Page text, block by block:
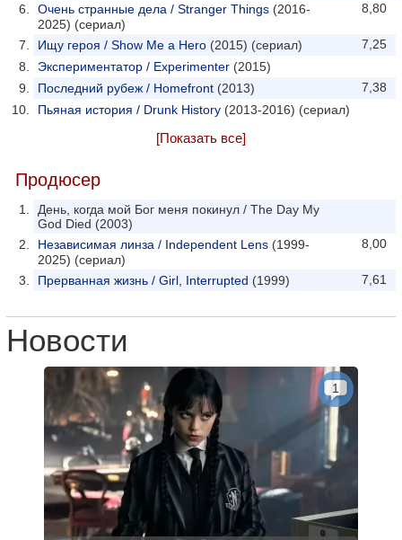
8,80
Очень странные дела / Stranger Things (2016-
2025) (сериал)
7,25
Ищу героя / Show Me a Hero (2015) (сериал)
Экспериментатор / Experimenter (2015)
7,38
Последний рубеж / Homefront (2013)
Пьяная история / Drunk History (2013-2016) (сериал)
[Показать все]
Продюсер
День, когда мой Бог меня покинул / The Day My
God Died (2003)
8,00
Независимая линза / Independent Lens (1999-
2025) (сериал)
7,61
Прерванная жизнь / Girl, Interrupted (1999)
Новости
1